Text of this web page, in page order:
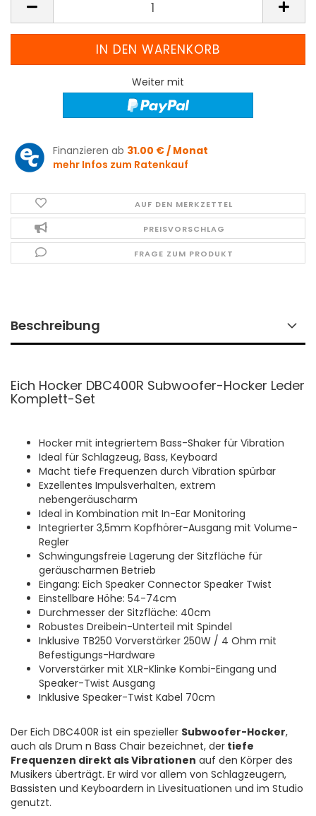
Weiter mit
Finanzieren ab 31.00 € / Monat
mehr Infos zum Ratenkauf
AUF DEN MERKZETTEL
PREISVORSCHLAG
FRAGE ZUM PRODUKT
Beschreibung
Eich Hocker DBC400R Subwoofer-Hocker Leder
Komplett-Set
Hocker mit integriertem Bass-Shaker für Vibration
Ideal für Schlagzeug, Bass, Keyboard
Macht tiefe Frequenzen durch Vibration spürbar
Exzellentes Impulsverhalten, extrem
nebengeräuscharm
Ideal in Kombination mit In-Ear Monitoring
Integrierter 3,5mm Kopfhörer-Ausgang mit Volume-
Regler
Schwingungsfreie Lagerung der Sitzfläche für
geräuscharmen Betrieb
Eingang: Eich Speaker Connector Speaker Twist
Einstellbare Höhe: 54-74cm
Durchmesser der Sitzfläche: 40cm
Robustes Dreibein-Unterteil mit Spindel
Inklusive TB250 Vorverstärker 250W / 4 Ohm mit
Befestigungs-Hardware
Vorverstärker mit XLR-Klinke Kombi-Eingang und
Speaker-Twist Ausgang
Inklusive Speaker-Twist Kabel 70cm
Der Eich DBC400R ist ein spezieller Subwoofer-Hocker,
auch als Drum n Bass Chair bezeichnet, der tiefe
Frequenzen direkt als Vibrationen auf den Körper des
Musikers überträgt. Er wird vor allem von Schlagzeugern,
Bassisten und Keyboardern in Livesituationen und im Studio
genutzt.